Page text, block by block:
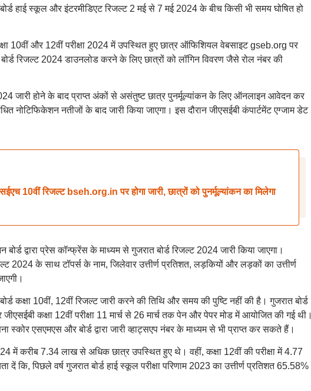
हाई स्कूल और इंटरमीडिएट रिजल्ट 2 मई से 7 मई 2024 के बीच किसी भी समय घोषित हो
10वीं और 12वीं परीक्षा 2024 में उपस्थित हुए छात्र ऑफिशियल वेबसाइट gseb.org पर
रिजल्ट 2024 डाउनलोड करने के लिए छात्रों को लॉगिन विवरण जैसे रोल नंबर की
जारी होने के बाद प्राप्त अंकों से असंतुष्ट छात्र पुनर्मूल्यांकन के लिए ऑनलाइन आवेदन कर
नोटिफिकेशन नतीजों के बाद जारी किया जाएगा। इस दौरान जीएसईबी कंपार्टमेंट एग्जाम डेट
10वीं रिजल्ट bseh.org.in पर होगा जारी, छात्रों को पुनर्मूल्यांकन का मिलेगा
द्वारा प्रेस कॉन्फ्रेंस के माध्यम से गुजरात बोर्ड रिजल्ट 2024 जारी किया जाएगा।
2024 के साथ टॉपर्स के नाम, जिलेवार उत्तीर्ण प्रतिशत, लड़कियों और लड़कों का उत्तीर्ण
कक्षा 10वीं, 12वीं रिजल्ट जारी करने की तिथि और समय की पुष्टि नहीं की है। गुजरात बोर्ड
जीएसईबी कक्षा 12वीं परीक्षा 11 मार्च से 26 मार्च तक पेन और पेपर मोड में आयोजित की गई थी।
स्कोर एसएमएस और बोर्ड द्वारा जारी व्हाट्सएप नंबर के माध्यम से भी प्राप्त कर सकते हैं।
में करीब 7.34 लाख से अधिक छात्र उपस्थित हुए थे। वहीं, कक्षा 12वीं की परीक्षा में 4.77
दें कि, पिछले वर्ष गुजरात बोर्ड हाई स्कूल परीक्षा परिणाम 2023 का उत्तीर्ण प्रतिशत 65.58%